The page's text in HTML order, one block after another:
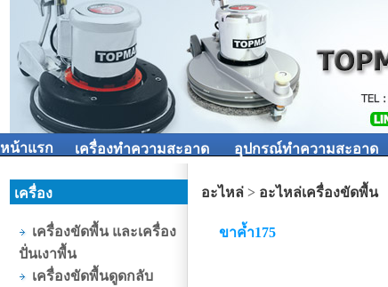
หน้าแรก เครื่องทำความสะอาด อุปกรณ์ทำความสะอาด
เครื่อง
เครื่องขัดพื้น และเครื่อง
ปั่นเงาพื้น
เครื่องขัดพื้นดูดกลับ
อะไหล่ > อะไหล่เครื่องขัดพื้น
ขาค้ำ175